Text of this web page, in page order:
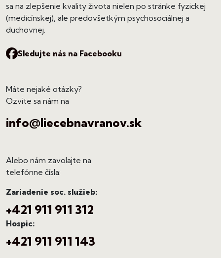
sa na zlepšenie kvality života nielen po stránke fyzickej
(medicínskej), ale predovšetkým psychosociálnej a
duchovnej.
Sledujte nás na Facebooku
Máte nejaké otázky?
Ozvite sa nám na
info@liecebnavranov.sk
Alebo nám zavolajte na
telefónne čísla:
Zariadenie soc. služieb:
+421 911 911 312
Hospic:
+421 911 911 143